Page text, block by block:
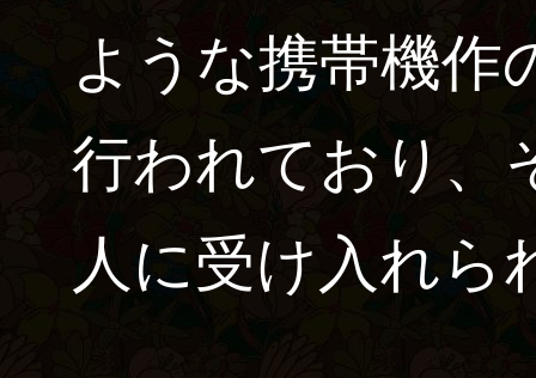
ような携帯機作
行われており、
人に受け入れら